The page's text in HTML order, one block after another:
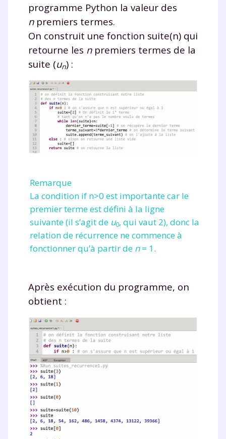
programme Python la valeur des
npremiers termes.
On construit une fonction suite(n) qui
retourne les npremiers termes de la
suite (un) :
Remarque
La condition if n>0 est importante car le
premier terme est défini à la ligne
suivante (il s’agit de u0, qui vaut 2), donc la
relation de récurrence ne commence à
fonctionner qu’à partir de n= 1.
Après exécution du programme, on
obtient :